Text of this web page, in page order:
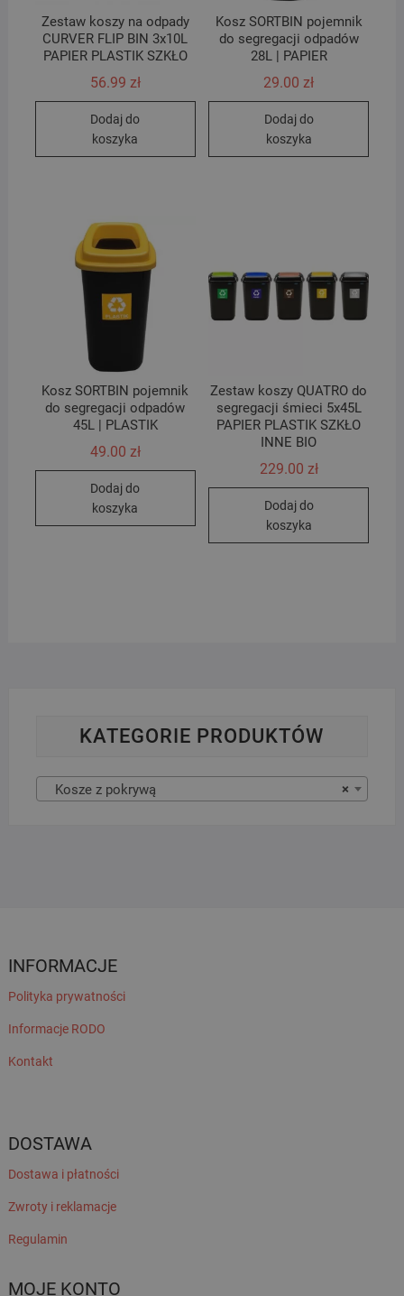
Zestaw koszy na odpady
CURVER FLIP BIN 3x10L
PAPIER PLASTIK SZKŁO
56.99 zł
Dodaj do
koszyka
Kosz SORTBIN pojemnik
do segregacji odpadów
28L | PAPIER
29.00zł
Dodaj do
koszyka
Kosz SORTBIN pojemnik
do segregacji odpadów
45L | PLASTIK
49.00 zł
Dodaj do
koszyka
Zestaw koszy QUATRO do
segregacji śmieci 5x45L
PAPIER PLASTIK SZKŁO
INNE BIO
229.00 zł
Dodaj do
koszyka
KATEGORIE PRODUKTÓW
×
Kosze z pokrywą
INFORMACJE
Polityka prywatności
Informacje RODO
Kontakt
DOSTAWA
Dostawa i płatności
Zwroty i reklamacje
Regulamin
MOJE KONTO